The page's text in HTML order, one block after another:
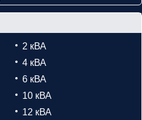
2 кВА
4 кВА
6 кВА
10 кВА
12 кВА